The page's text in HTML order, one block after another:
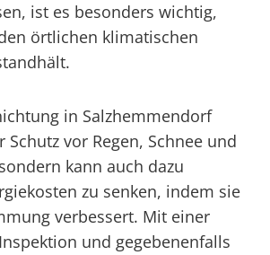
ist es besonders wichtig,
örtlichen klimatischen
in Salzhemmendorf
vor Regen, Schnee und
kann auch dazu
zu senken, indem sie
verbessert. Mit einer
und gegebenenfalls